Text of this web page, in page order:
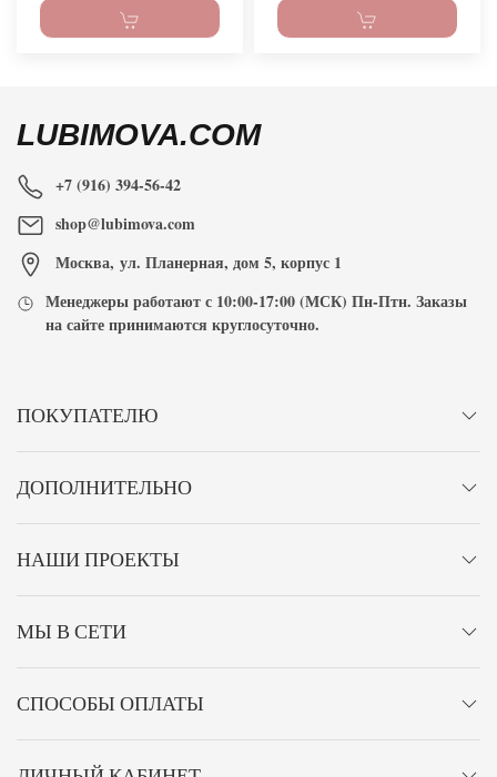
LUBIMOVA.COM
+7 (916) 394-56-42
shop@lubimova.com
Москва, ул. Планерная, дом 5, корпус 1
Менеджеры работают с 10:00-17:00(МСК) Пн-Птн. Заказы
на сайте принимаются круглосуточно.
ПОКУПАТЕЛЮ
ДОПОЛНИТЕЛЬНО
НАШИ ПРОЕКТЫ
МЫ В СЕТИ
СПОСОБЫ ОПЛАТЫ